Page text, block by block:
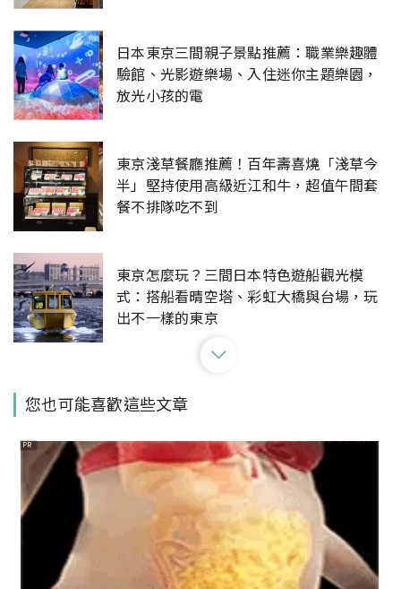
日本東京三間親子景點推薦：職業樂趣體
驗館、光影遊樂場、入住迷你主題樂園，
放光小孩的電
東京淺草餐廳推薦！百年壽喜燒「淺草今
半」堅持使用高級近江和牛，超值午間套
餐不排隊吃不到
東京怎麼玩？三間日本特色遊船觀光模
式：搭船看晴空塔、彩虹大橋與台場，玩
出不一樣的東京
【Walker說走就走】Podcast EP147：
踩線東京熱門咖啡廳
東京海洋迪士尼「魔法之泉」園區2024年
登場！重現《冰雪奇緣》經典場景，3大亮
點搶先看
您也可能喜歡這些文章
PR